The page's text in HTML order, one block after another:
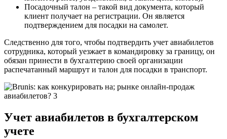
Посадочный талон – такой вид документа, который
клиент получает на регистрации. Он является
подтверждением для посадки на самолет.
Следственно для того, чтобы подтвердить учет авиабилетов
сотрудника, который уезжает в командировку за границу, он
обязан принести в бухгалтерию своей организации
распечатанный маршрут и талон для посадки в транспорт.
Учет авиабилетов в бухгалтерском
учете